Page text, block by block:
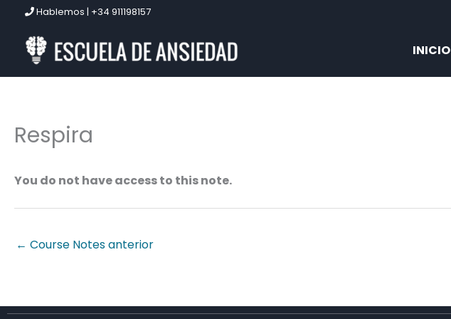
contenido
Hablemos | +34 911198157
INICIO
Respira
You do not have access to this note.
← Course Notes anterior